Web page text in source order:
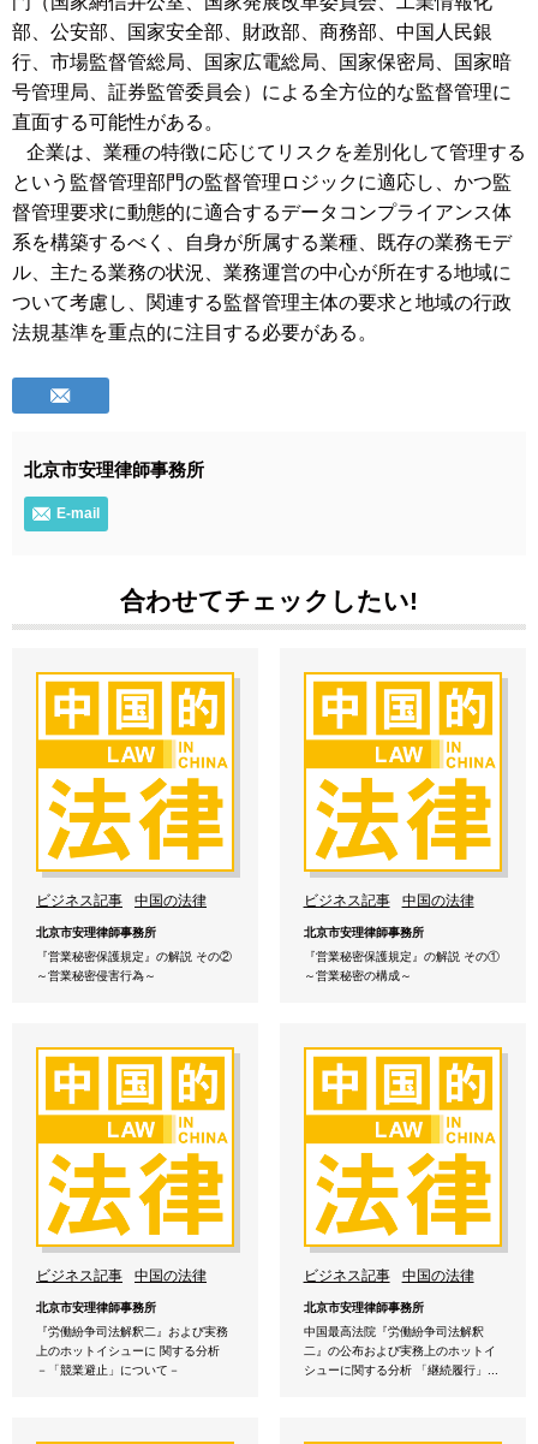
部、公安部、国家安全部、財政部、商務部、中国人民銀
行、市場監督管総局、国家広電総局、国家保密局、国家暗
号管理局、証券監管委員会）による全方位的な監督管理に
直面する可能性がある。
企業は、業種の特徴に応じてリスクを差別化して管理する
という監督管理部門の監督管理ロジックに適応し、かつ監
督管理要求に動態的に適合するデータコンプライアンス体
系を構築するべく、自身が所属する業種、既存の業務モデ
ル、主たる業務の状況、業務運営の中心が所在する地域に
ついて考慮し、関連する監督管理主体の要求と地域の行政
法規基準を重点的に注目する必要がある。
北京市安理律師事務所
E-mail
合わせてチェックしたい!
ビジネス記事 中国の法律
北京市安理律師事務所
『営業秘密保護規定』の解説 その②
～営業秘密侵害行為～
ビジネス記事 中国の法律
北京市安理律師事務所
『営業秘密保護規定』の解説 その①
～営業秘密の構成～
ビジネス記事 中国の法律
北京市安理律師事務所
『労働紛争司法解釈二』および実務
上のホットイシューに 関する分析
－「競業避止」について－
ビジネス記事 中国の法律
北京市安理律師事務所
中国最高法院『労働紛争司法解釈
二』の公布および実務上のホットイ
シューに関する分析 「継続履行」...